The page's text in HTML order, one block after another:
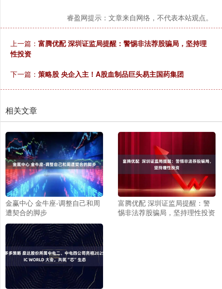
睿盈网提示：文章来自网络，不代表本站观点。
上一篇： 富腾优配 深圳证监局提醒：警惕非法荐股骗局，坚持理
性投资
下一篇： 策略股 央企入主！A股血制品巨头易主国药集团
相关文章
金赢中心 金牛座-调整自己和周
遭契合的脚步
富腾优配 深圳证监局提醒：警
惕非法荐股骗局，坚持理性投资